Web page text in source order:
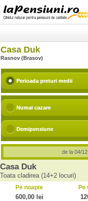
Casa Duk
Rasnov (Brasov)
Perioada preturi medii
Numai cazare
Demipensiune
de la 04/
Casa Duk
Toata cladirea (14+2 locuri)
Pe noapte Pe
600,00 lei